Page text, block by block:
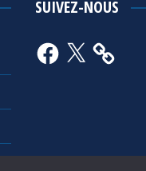
SUIVEZ-NOUS
Facebook
X